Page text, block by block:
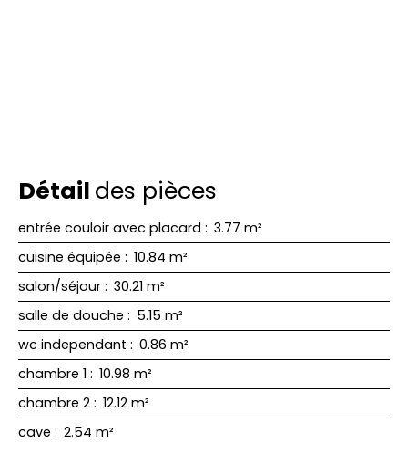
Détail des pièces
entrée couloir avec placard : 3.77 m²
cuisine équipée : 10.84 m²
salon/séjour : 30.21 m²
salle de douche : 5.15 m²
wc independant : 0.86 m²
chambre 1 : 10.98 m²
chambre 2 : 12.12 m²
cave : 2.54 m²